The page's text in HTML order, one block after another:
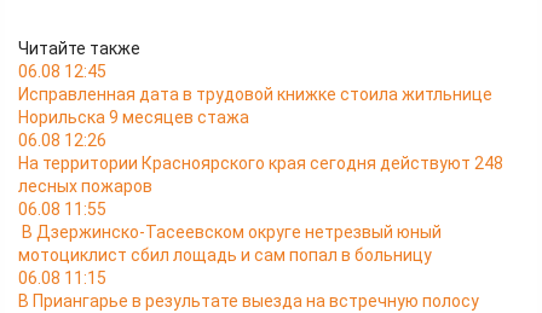
Читайте также
06.08 12:45
Исправленная дата в трудовой книжке стоила житльнице
Норильска 9 месяцев стажа
06.08 12:26
На территории Красноярского края сегодня действуют 248
лесных пожаров
06.08 11:55
В Дзержинско-Тасеевском округе нетрезвый юный
мотоциклист сбил лощадь и сам попал в больницу
06.08 11:15
В Приангарье в результате выезда на встречную полосу